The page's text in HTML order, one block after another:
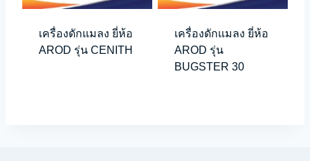
เครื่องดักแมลง ยี่ห้อ
AROD รุ่น CENITH
เครื่องดักแมลง ยี่ห้อ
AROD รุ่น
BUGSTER 30